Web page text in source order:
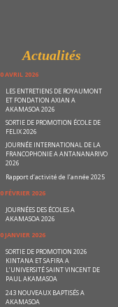
Actualités
AVRIL 2026
LES ENTRETIENS DE ROYAUMONT
ET FONDATION AXIAN A
AKAMASOA 2026
SORTIE DE PROMOTION ÉCOLE DE
FELIX 2026
JOURNÉE INTERNATIONAL DE LA
FRANCOPHONIE A ANTANANARIVO
2026
Rapport d’activité de l’année 2025
FÉVRIER 2026
JOURNÉES DES ÉCOLES A
AKAMASOA 2026
JANVIER 2026
SORTIE DE PROMOTION 2026
KINTANA ET SAFIRA A
L’UNIVERSITÉ SAINT VINCENT DE
PAUL AKAMASOA
243 NOUVEAUX BAPTISÉS A
AKAMASOA